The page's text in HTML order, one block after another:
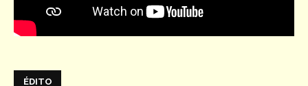
ÉDITO